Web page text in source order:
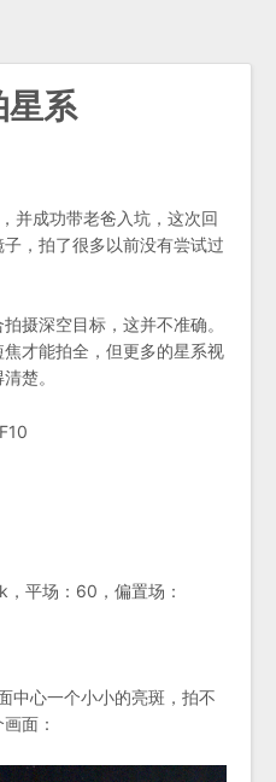
系
并成功带老爸入坑，这次回
，拍了很多以前没有尝试过
摄深空目标，这并不准确。
才能拍全，但更多的星系视
楚。
平场：60，偏置场：
中心一个小小的亮斑，拍不
面：